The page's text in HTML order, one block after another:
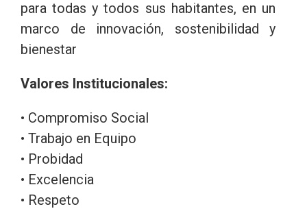
para todas y todos sus habitantes, en un
marco de innovación, sostenibilidad y
bienestar
Valores Institucionales:
• Compromiso Social
• Trabajo en Equipo
• Probidad
• Excelencia
• Respeto